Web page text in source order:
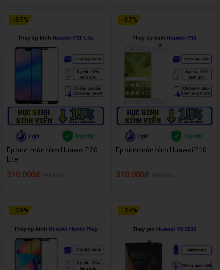
- 37%
Ép kính màn hình Huawei P20
Lite
310.000đ
- 37%
Ép kính màn hình Huawei P10
310.000đ
- 30% - 24%